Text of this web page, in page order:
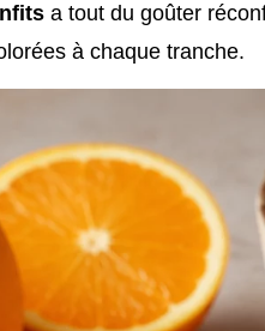
a tout du goûter
à chaque tranche.